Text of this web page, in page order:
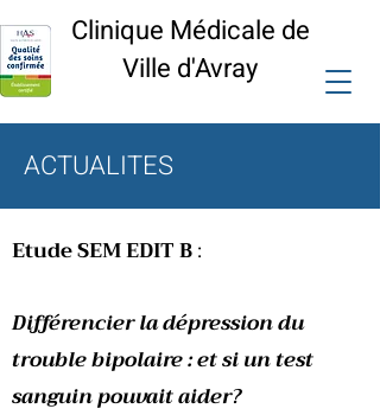
Clinique Médicale de
Ville d'Avray
ACTUALITES
Etude SEM EDIT B:
Différencier la dépression du
trouble bipolaire : et si un test
sanguin pouvait aider?